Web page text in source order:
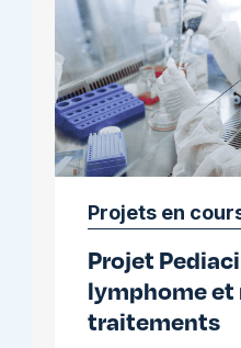
Projets en
Projet
lymphome et
traitements